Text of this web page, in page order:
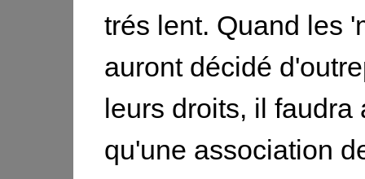
trés lent. Quand les
auront décidé
leurs droits, il faudra
qu'une association